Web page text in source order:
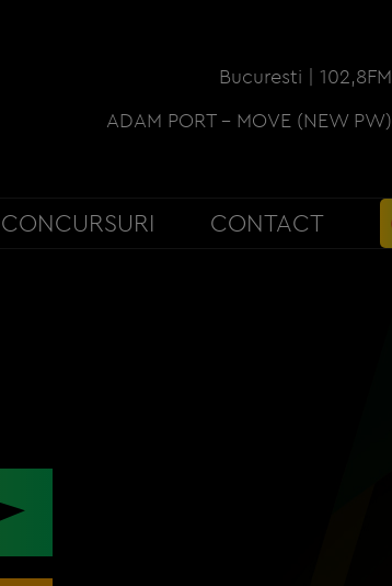
Bucuresti | 102,8FM
ADAM PORT - MOVE (NEW PW)
CONCURSURI CONTACT